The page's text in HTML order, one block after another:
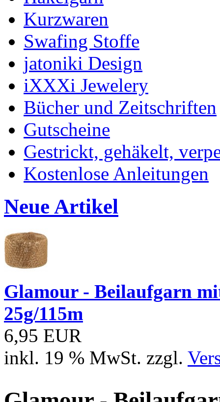
Kurzwaren
Swafing Stoffe
jatoniki Design
iXXXi Jewelery
Bücher und Zeitschriften
Gutscheine
Gestrickt, gehäkelt,
Kostenlose Anleitungen
Neue Artikel
Glamour - Beilaufgarn
25g/115m
6,95 EUR
inkl. 19 % MwSt. zzgl.